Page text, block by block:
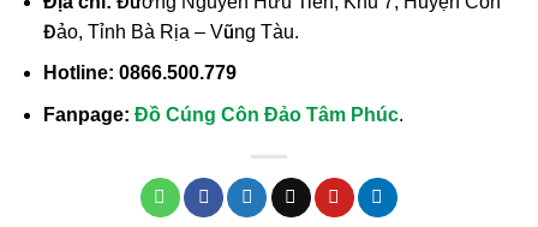
Đảo, Tỉnh Bà Rịa – Vũng Tàu.
Hotline: 0866.500.779
Fanpage: Đồ Cúng Côn Đảo Tâm Phúc.